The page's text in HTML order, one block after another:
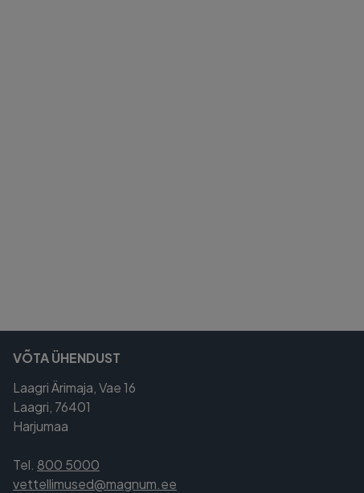
VÕTA ÜHENDUST
Laagri Ärimaja, Vae 16
Laagri, 76401
Harjumaa
Tel. 800 5000
vettellimused@magnum.ee